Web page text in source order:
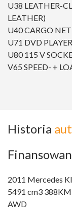
U38 LEATHER-
LEATHER)
U40 CARGO
U71 DVD
U80 115 V
V65 SPEED- +
Historia
2011 Mercedes
5491 cm3
AWD